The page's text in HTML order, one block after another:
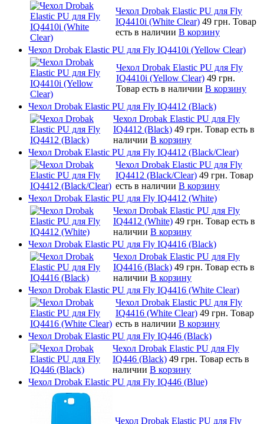
Чехол Drobak Elastic PU для Fly
IQ4410i (White Clear) 49 грн. Товар
есть в наличии В корзину
Чехол Drobak Elastic PU для Fly IQ4410i (Yellow Clear)
Чехол Drobak Elastic PU для Fly
IQ4410i (Yellow Clear) 49 грн.
Товар есть в наличии В корзину
Чехол Drobak Elastic PU для Fly IQ4412 (Black)
Чехол Drobak Elastic PU для Fly
IQ4412 (Black) 49 грн. Товар есть в
наличии В корзину
Чехол Drobak Elastic PU для Fly IQ4412 (Black/Clear)
Чехол Drobak Elastic PU для Fly
IQ4412 (Black/Clear) 49 грн. Товар
есть в наличии В корзину
Чехол Drobak Elastic PU для Fly IQ4412 (White)
Чехол Drobak Elastic PU для Fly
IQ4412 (White) 49 грн. Товар есть в
наличии В корзину
Чехол Drobak Elastic PU для Fly IQ4416 (Black)
Чехол Drobak Elastic PU для Fly
IQ4416 (Black) 49 грн. Товар есть в
наличии В корзину
Чехол Drobak Elastic PU для Fly IQ4416 (White Clear)
Чехол Drobak Elastic PU для Fly
IQ4416 (White Clear) 49 грн. Товар
есть в наличии В корзину
Чехол Drobak Elastic PU для Fly IQ446 (Black)
Чехол Drobak Elastic PU для Fly
IQ446 (Black) 49 грн. Товар есть в
наличии В корзину
Чехол Drobak Elastic PU для Fly IQ446 (Blue)
Чехол Drobak Elastic PU для Fly